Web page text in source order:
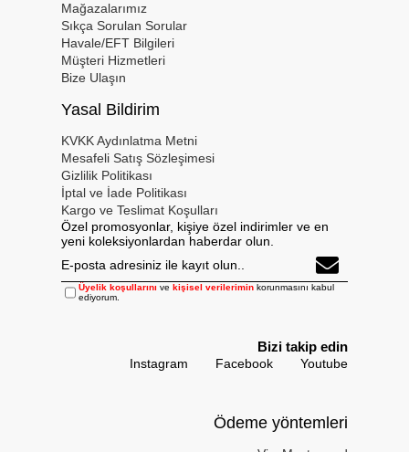
Mağazalarımız
Sıkça Sorulan Sorular
Havale/EFT Bilgileri
Müşteri Hizmetleri
Bize Ulaşın
Yasal Bildirim
KVKK Aydınlatma Metni
Mesafeli Satış Sözleşimesi
Gizlilik Politikası
İptal ve İade Politikası
Kargo ve Teslimat Koşulları
Özel promosyonlar, kişiye özel indirimler ve en
yeni koleksiyonlardan haberdar olun.
Üyelik koşullarını vekişisel verilerimin korunmasını kabul
ediyorum.
Bizi takip edin
Instagram Facebook Youtube
Ödeme yöntemleri